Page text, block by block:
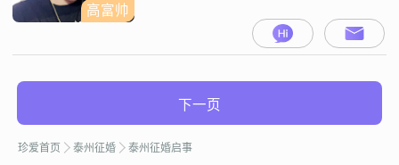
高富帅
下一页
珍爱首页 泰州征婚 泰州征婚启事